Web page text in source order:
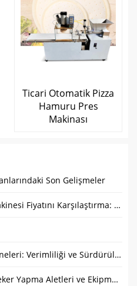
Ticari Otomatik Pizza
Hamuru Pres
Makinası
Son Gelişmeler
Çikolata Bilyalı Değirmen Makinesi Fiyatını Karşılaştırma: Ne Beklemeli ve Nasıl Tasarruf Edilmeli?
Yumuşak Şeker Yapma Makineleri: Verimliliği ve Sürdürülebilirliği Artırın
Şeker Fabrikaları için Tam Şeker Yapma Aletleri ve Ekipman Kılavuzu